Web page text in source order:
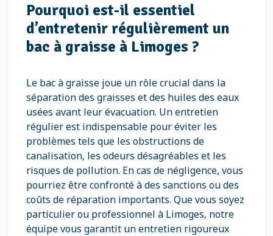
Pourquoi est-il essentiel
d’entretenir régulièrement un
bac à graisse à Limoges ?
Le bac à graisse joue un rôle crucial dans la
séparation des graisses et des huiles des eaux
usées avant leur évacuation. Un entretien
régulier est indispensable pour éviter les
problèmes tels que les obstructions de
canalisation, les odeurs désagréables et les
risques de pollution. En cas de négligence, vous
pourriez être confronté à des sanctions ou des
coûts de réparation importants. Que vous soyez
particulier ou professionnel à Limoges, notre
équipe vous garantit un entretien rigoureux